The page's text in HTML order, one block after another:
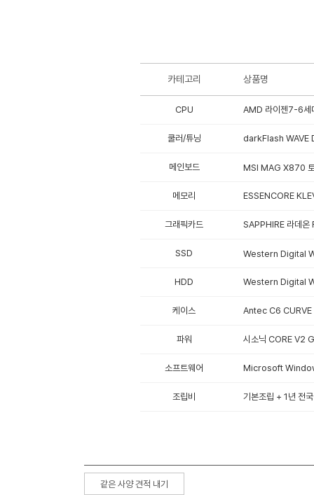
카테고리 상품명
CPU AMD 라이젠7-6세
쿨러/튜닝 darkFlash WAVE
메인보드 MSI MAG X870
메모리 ESSENCORE
그래픽카드 SAPPHIRE 라데
SSD Western Digital
HDD Western Digital
케이스 Antec C6 CURVE
파워 시소닉 CORE V2
소프트웨어 Microsoft
조립비 기본조립 + 1년 전
같은 사양 견적 내기